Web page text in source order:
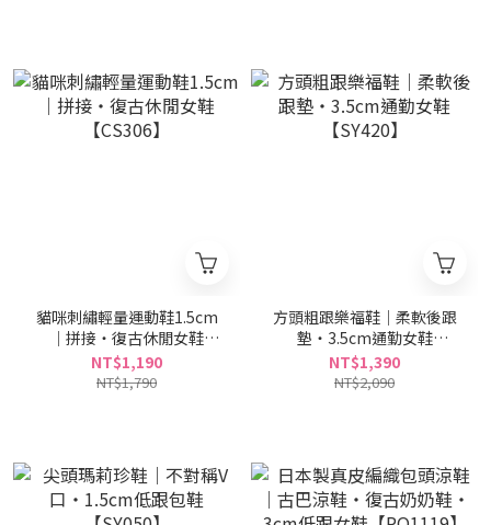
貓咪刺繡輕量運動鞋1.5cm
｜拼接・復古休閒女鞋
【CS306】
NT$1,190
NT$1,790
方頭粗跟樂福鞋｜柔軟後跟
墊・3.5cm通勤女鞋
【SY420】
NT$1,390
NT$2,090